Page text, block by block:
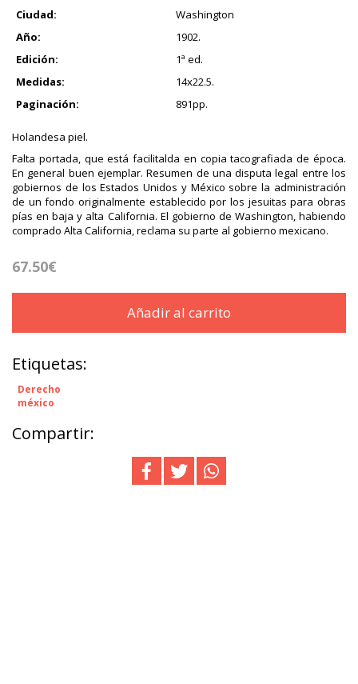
Ciudad:
Washington
Año:
1902.
Edición:
1ª ed.
Medidas:
14x22.5.
Paginación:
891pp.
Holandesa piel.
Falta portada, que está facilitalda en copia tacografiada de época.
En general buen ejemplar. Resumen de una disputa legal entre los
gobiernos de los Estados Unidos y México sobre la administración
de un fondo originalmente establecido por los jesuitas para obras
pías en baja y alta California. El gobierno de Washington, habiendo
comprado Alta California, reclama su parte al gobierno mexicano.
67.50€
Añadir al carrito
Etiquetas:
Derecho
méxico
Compartir: